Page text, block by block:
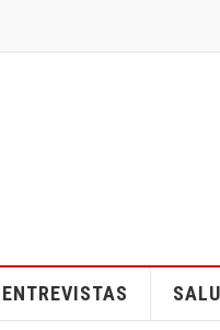
ENTREVISTAS